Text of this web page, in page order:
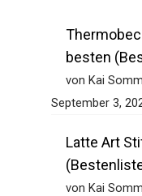
besten
von Kai
September 3,
Latte Art
von Kai